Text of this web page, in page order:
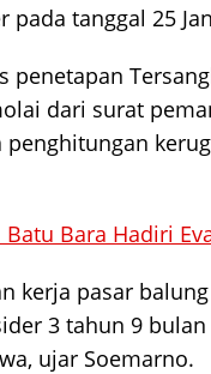
pada tanggal 25
penetapan
dari surat
penghitungan
Bara Hadiri
kerja pasar
3 tahun 9
ujar Soemarno.